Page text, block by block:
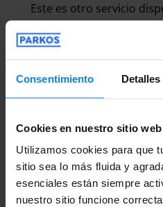
Consentimiento Detalles
Cookies en nuestro sitio web
Utilizamos cookies para que
sitio sea lo más fluida y
esenciales están siempre
nuestro sitio funcione
Este es otro servicio
aparcamientos y
utilidad, especialmente
parqueará donde hayas
solo tengas que
vez de regreso, te
aparcacoches o valet,